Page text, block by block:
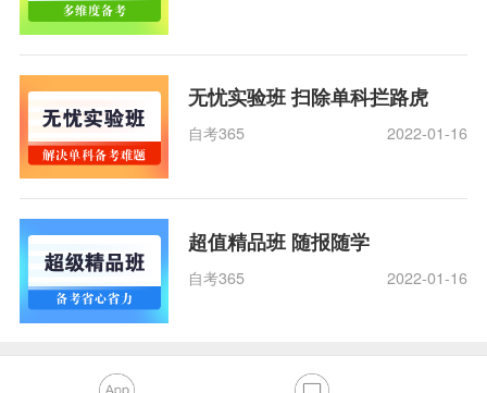
无忧实验班 扫除单科拦路虎
自考365 2022-01-16
超值精品班 随报随学
自考365 2022-01-16